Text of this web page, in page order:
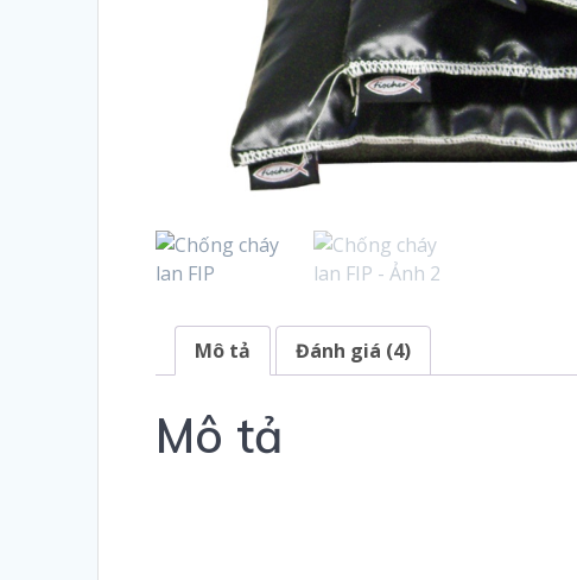
Mô tả Đánh giá (4)
Mô tả